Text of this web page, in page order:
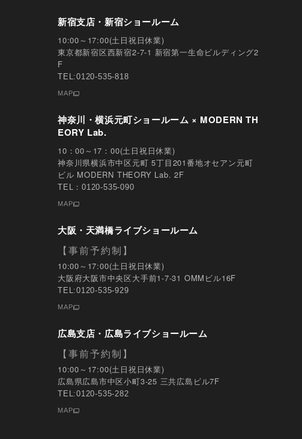
新宿支店・新宿ショールーム
10:00～17:00(土日祝日休業)
東京都新宿区西新宿2-7-1 新宿第一生命ビルディング2
F
TEL:0120-535-818
MAP
神奈川・横浜元町ショールーム × MODERN TH
EORY Lab.
10：00～17：00(土日祝日休業)
神奈川県横浜市中区元町 5丁⽬201番地オセアン元町
ビル MODERN THEORY Lab. 2F
TEL：0120-535-090
MAP
大阪・天満橋ライブショールーム
【事前予約制】
10:00～17:00(土日祝日休業)
大阪府大阪市中央区大手前1-7-31 OMMビル16F
TEL:0120-535-929
MAP
広島支店・広島ライブショールーム
【事前予約制】
10:00～17:00(土日祝日休業)
広島県広島市中区小町3-25 三共広島ビル7F
TEL:0120-535-282
MAP